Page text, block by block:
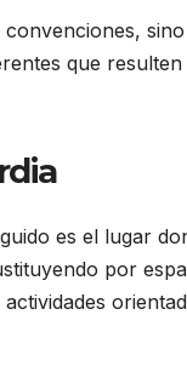
que
es el lugar
por